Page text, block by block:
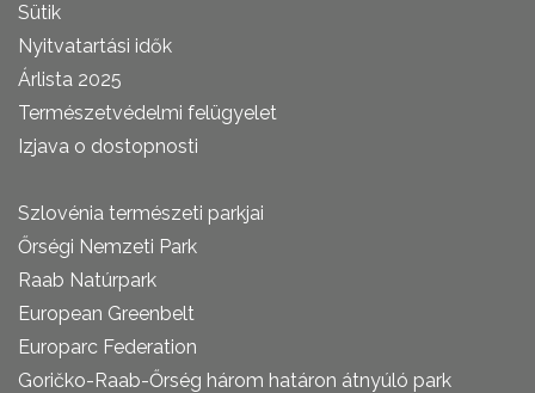
Sütik
Nyitvatartási idők
Árlista 2025
Természetvédelmi felügyelet
Izjava o dostopnosti
Szlovénia természeti parkjai
Őrségi Nemzeti Park
Raab Natúrpark
European Greenbelt
Europarc Federation
Goričko-Raab-Őrség három határon átnyúló park